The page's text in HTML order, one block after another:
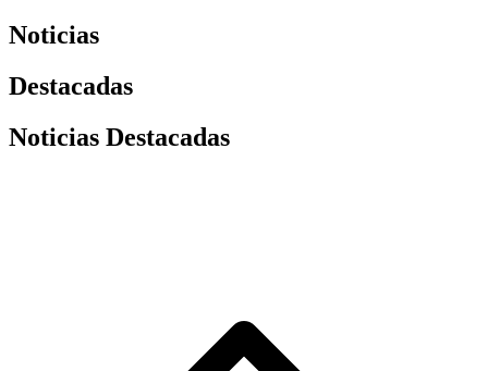
Noticias
Destacadas
Noticias Destacadas